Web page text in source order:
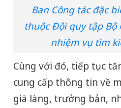
Ban Công tác đặc
thuộc Đội quy tập Bộ
nhiệm vụ tìm
Cùng với đó, tiếp tục
cung cấp thông tin về
già làng, trưởng bản,